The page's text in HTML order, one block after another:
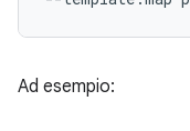
Ad esempio: